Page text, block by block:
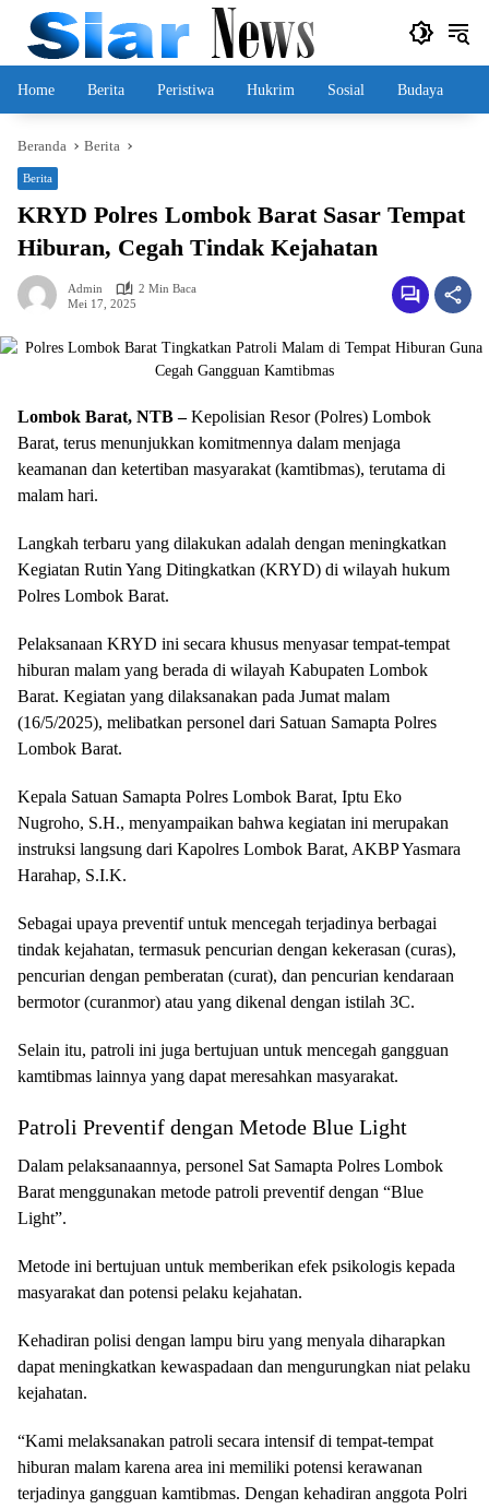
Langsung
konten
Home Berita Peristiwa Hukrim Sosial Budaya
Beranda Berita
Berita
KRYD Polres Lombok Barat Sasar Tempat
Hiburan, Cegah Tindak Kejahatan
Admin
2 Min Baca
Mei 17, 2025
Lombok Barat, NTB –Kepolisian Resor (Polres) Lombok
Barat, terus menunjukkan komitmennya dalam menjaga
keamanan dan ketertiban masyarakat (kamtibmas), terutama di
malam hari.
Langkah terbaru yang dilakukan adalah dengan meningkatkan
Kegiatan Rutin Yang Ditingkatkan (KRYD) di wilayah hukum
Polres Lombok Barat.
Pelaksanaan KRYD ini secara khusus menyasar tempat-tempat
hiburan malam yang berada di wilayah Kabupaten Lombok
Barat. Kegiatan yang dilaksanakan pada Jumat malam
(16/5/2025), melibatkan personel dari Satuan Samapta Polres
Lombok Barat.
Kepala Satuan Samapta Polres Lombok Barat, Iptu Eko
Nugroho, S.H., menyampaikan bahwa kegiatan ini merupakan
instruksi langsung dari Kapolres Lombok Barat, AKBP Yasmara
Harahap, S.I.K.
Sebagai upaya preventif untuk mencegah terjadinya berbagai
tindak kejahatan, termasuk pencurian dengan kekerasan (curas),
pencurian dengan pemberatan (curat), dan pencurian kendaraan
bermotor (curanmor) atau yang dikenal dengan istilah 3C.
Selain itu, patroli ini juga bertujuan untuk mencegah gangguan
kamtibmas lainnya yang dapat meresahkan masyarakat.
Patroli Preventif dengan Metode Blue Light
Dalam pelaksanaannya, personel Sat Samapta Polres Lombok
Barat menggunakan metode patroli preventif dengan “Blue
Light”.
Metode ini bertujuan untuk memberikan efek psikologis kepada
masyarakat dan potensi pelaku kejahatan.
Kehadiran polisi dengan lampu biru yang menyala diharapkan
dapat meningkatkan kewaspadaan dan mengurungkan niat pelaku
kejahatan.
“Kami melaksanakan patroli secara intensif di tempat-tempat
hiburan malam karena area ini memiliki potensi kerawanan
terjadinya gangguan kamtibmas. Dengan kehadiran anggota Polri